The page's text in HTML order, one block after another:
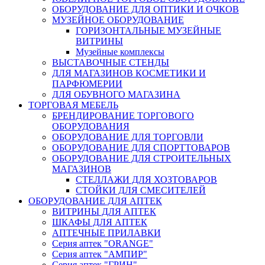
ОБОРУДОВАНИЕ ДЛЯ ОПТИКИ И ОЧКОВ
МУЗЕЙНОЕ ОБОРУДОВАНИЕ
ГОРИЗОНТАЛЬНЫЕ МУЗЕЙНЫЕ
ВИТРИНЫ
Музейные комплексы
ВЫСТАВОЧНЫЕ СТЕНДЫ
ДЛЯ МАГАЗИНОВ КОСМЕТИКИ И
ПАРФЮМЕРИИ
ДЛЯ ОБУВНОГО МАГАЗИНА
ТОРГОВАЯ МЕБЕЛЬ
БРЕНДИРОВАНИЕ ТОРГОВОГО
ОБОРУДОВАНИЯ
ОБОРУДОВАНИЕ ДЛЯ ТОРГОВЛИ
ОБОРУДОВАНИЕ ДЛЯ СПОРТТОВАРОВ
ОБОРУДОВАНИЕ ДЛЯ СТРОИТЕЛЬНЫХ
МАГАЗИНОВ
СТЕЛЛАЖИ ДЛЯ ХОЗТОВАРОВ
СТОЙКИ ДЛЯ СМЕСИТЕЛЕЙ
ОБОРУДОВАНИЕ ДЛЯ АПТЕК
ВИТРИНЫ ДЛЯ АПТЕК
ШКАФЫ ДЛЯ АПТЕК
АПТЕЧНЫЕ ПРИЛАВКИ
Серия аптек "ORANGE"
Серия аптек "АМПИР"